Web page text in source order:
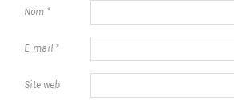
Nom *
E-mail *
Site web